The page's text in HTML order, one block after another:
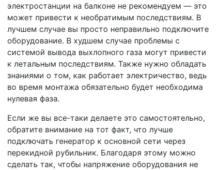
электростанции на балконе не рекомендуем — это
может привести к необратимым последствиям. В
лучшем случае вы просто неправильно подключите
оборудование. В худшем случае проблемы с
системой вывода выхлопного газа могут привести
к летальным последствиям. Также нужно обладать
знаниями о том, как работает электричество, ведь
во время монтажа обязательно будет необходима
нулевая фаза.
Если же вы все-таки делаете это самостоятельно,
обратите внимание на тот факт, что лучше
подключать генератор к основной сети через
перекидной рубильник. Благодаря этому можно
сделать так, чтобы напряжение оборудования не